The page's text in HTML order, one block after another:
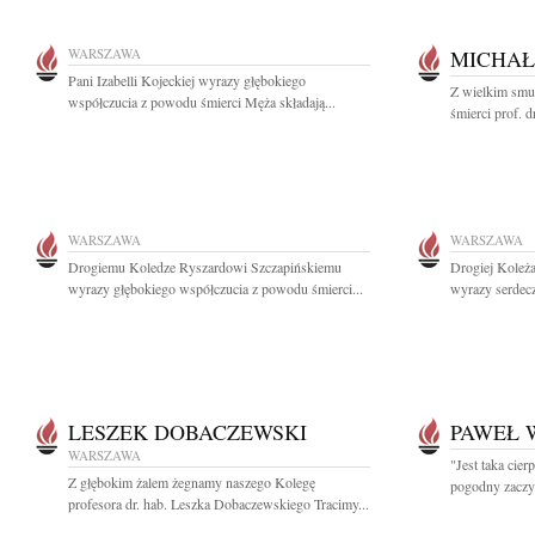
WARSZAWA
Pani Izabelli Kojeckiej wyrazy głębokiego
współczucia z powodu śmierci Męża składają...
Z wielkim
śmierci prof.
WARSZAWA
Drogiemu Koledze Ryszardowi Szczapińskiemu
wyrazy głębokiego współczucia z powodu śmierci...
WARSZAWA
Drogiej
wyrazy
LESZEK DOBACZEWSKI
WARSZAWA
Z głębokim żalem żegnamy naszego Kolegę
profesora dr. hab. Leszka Dobaczewskiego Tracimy...
PAWEŁ
"Jest taka
pogodny